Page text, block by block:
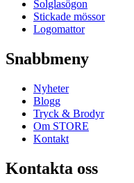
Solglasögon
Stickade mössor
Logomattor
Snabbmeny
Nyheter
Blogg
Tryck & Brodyr
Om STORE
Kontakt
Kontakta oss